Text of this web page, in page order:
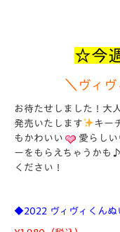
☆今
＼ヴィ
お待たせしました！大
発売いたします
キー
もかわいい
愛らし
ーをもらえちゃうかも
ください！
◆2022 ヴィヴィくんぬ